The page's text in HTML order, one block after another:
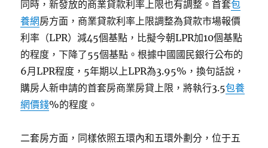
同時，新發放的商業貸款利率上限也有調整。首套包
養網房方面，商業貸款利率上限調整為貸款市場報價
利率（LPR）減45個基點，比擬今朝LPR加10個基點
的程度，下降了55個基點。根據中國國民銀行公布的
6月LPR程度，5年期以上LPR為3.95%，換句話說，
購房人新申請的首套房商業房貸上限，將執行3.5包養
網價錢%的程度。
二套房方面，同樣依照五環內和五環外劃分，位于五